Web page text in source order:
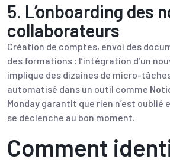
5. L’onboarding des
collaborateurs
Création de comptes, envoi des
des formations : l’intégration d’un
implique des dizaines de micro-
automatisé dans un outil comme
Monday garantit que rien n’est oublié
se déclenche au bon moment.
Comment